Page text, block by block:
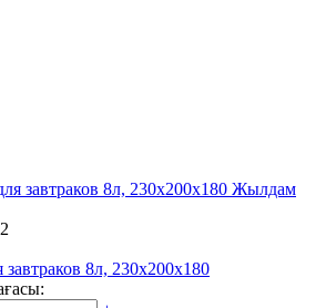
Жылдам
8л, 230х200х180